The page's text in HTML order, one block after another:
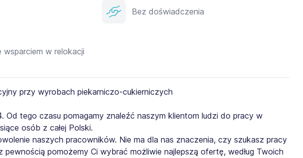
Bez doświadczenia
wsparciem w relokacji
Od tego czasu pomagamy znaleźć naszym klientom ludzi do pracy w
osób z całej Polski.
naszych pracowników. Nie ma dla nas znaczenia, czy szukasz pracy
pewnością pomożemy Ci wybrać możliwie najlepszą ofertę, według Twoich